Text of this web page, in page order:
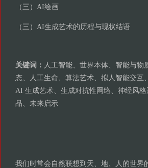
（三）AI绘画
（三）AI生成艺术的历程与现状结语
关键词： 人工智能、世界本体、智能与
态、人工生命、算法艺术、拟人智能交
AI 生成艺术、生成对抗性网络、神经风
品、未来启示
我们时常会自然联想到天、地、人的世